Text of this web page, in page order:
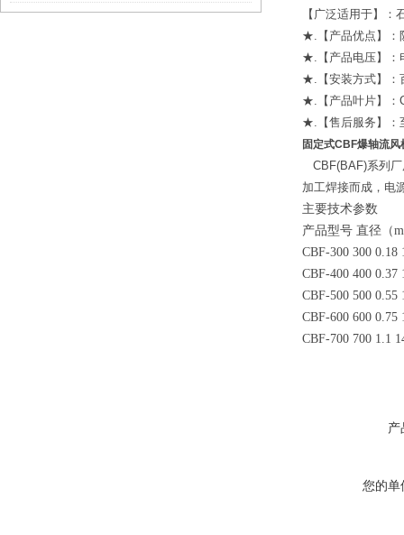
【广泛适用于】
★.【产品优点】：
★.【产品电压】：
★.【安装方式】：
★.【产品叶片】：
★.【售后服务】：
固定式CBF爆轴流
CBF(BAF)系列厂
加工焊接而成，电
主要技术参数
产品型号 直径（
CBF-300 300
CBF-400 400 0.37
CBF-500 500 0.55
CBF-600 600 0.75
CBF-700 700 1.1
产
您的单